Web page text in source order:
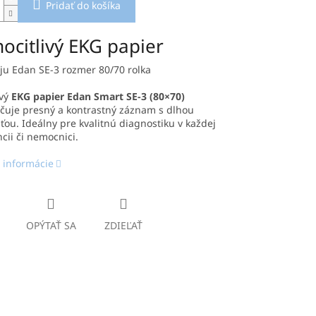
Pridať do košíka
EKG papier
Edan SE-3 rozmer 80/70 rolka
EKG papier Edan Smart SE-3 (80×70)
presný a kontrastný záznam s dlhou
Ideálny pre kvalitnú diagnostiku v každej
či nemocnici.
OPÝTAŤ SA ZDIEĽAŤ